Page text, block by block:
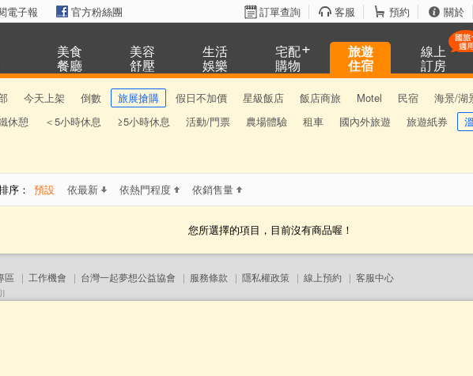
電子報 官方粉絲團 訂單查詢 客服 預約 關於
美食
餐廳
美容
舒壓
生活
娛樂
宅配
購物
旅遊
住宿
線上
訂房
今天上架 倒數 旅展搶購 假日不加價 星級飯店 飯店商旅 Motel 民宿 海景/湖
休憩
＜5小時休息 ≥5小時休息 活動/門票 農場體驗 租車 國內外旅遊 旅遊紙券
： 預設 依最新 依熱門程度 依銷售量
您所選擇的項目，目前沒有商品喔！
區 | 工作機會 | 台灣一起夢想公益協會 | 服務條款 | 隱私權政策 | 線上預約 | 客服中心